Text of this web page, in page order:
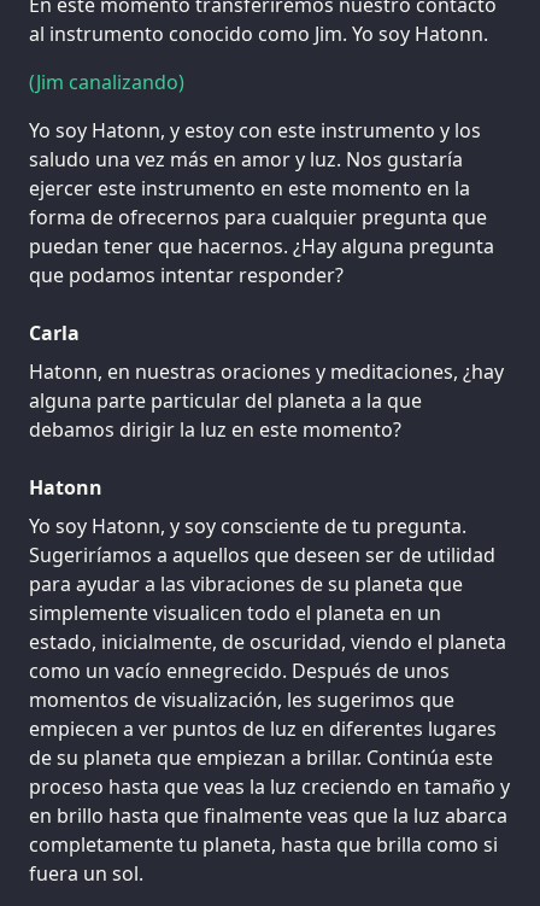
al instrumento conocido como Jim. Yo soy Hatonn.
(Jim canalizando)
Yo soy Hatonn, y estoy con este instrumento y los
saludo una vez más en amor y luz. Nos gustaría
ejercer este instrumento en este momento en la
forma de ofrecernos para cualquier pregunta que
puedan tener que hacernos. ¿Hay alguna pregunta
que podamos intentar responder?
Carla
Hatonn, en nuestras oraciones y meditaciones, ¿hay
alguna parte particular del planeta a la que
debamos dirigir la luz en este momento?
Hatonn
Yo soy Hatonn, y soy consciente de tu pregunta.
Sugeriríamos a aquellos que deseen ser de utilidad
para ayudar a las vibraciones de su planeta que
simplemente visualicen todo el planeta en un
estado, inicialmente, de oscuridad, viendo el planeta
como un vacío ennegrecido. Después de unos
momentos de visualización, les sugerimos que
empiecen a ver puntos de luz en diferentes lugares
de su planeta que empiezan a brillar. Continúa este
proceso hasta que veas la luz creciendo en tamaño y
en brillo hasta que finalmente veas que la luz abarca
completamente tu planeta, hasta que brilla como si
fuera un sol.